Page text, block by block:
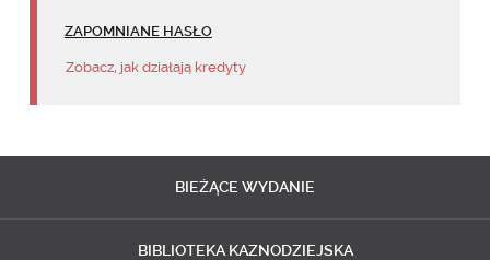
ZAPOMNIANE HASŁO
Zobacz, jak działają kredyty
BIEŻĄCE WYDANIE
BIBLIOTEKA KAZNODZIEJSKA